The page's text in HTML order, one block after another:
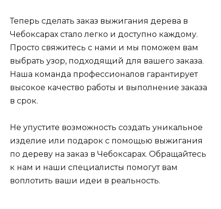
Теперь сделать заказ выжигания дерева в
Чебоксарах стало легко и доступно каждому.
Просто свяжитесь с нами и мы поможем вам
выбрать узор, подходящий для вашего заказа.
Наша команда профессионалов гарантирует
высокое качество работы и выполнение заказа
в срок.
Не упустите возможность создать уникальное
изделие или подарок с помощью выжигания
по дереву на заказ в Чебоксарах. Обращайтесь
к нам и наши специалисты помогут вам
воплотить ваши идеи в реальность.